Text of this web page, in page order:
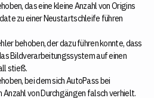
das eine kleine Anzahl von Origins
zu einer Neustartschleife führen
behoben, der dazu führen konnte, dass
Bildverarbeitungssystem auf einen
stieß.
bei dem sich AutoPass bei
Anzahl von Durchgängen falsch verhielt.